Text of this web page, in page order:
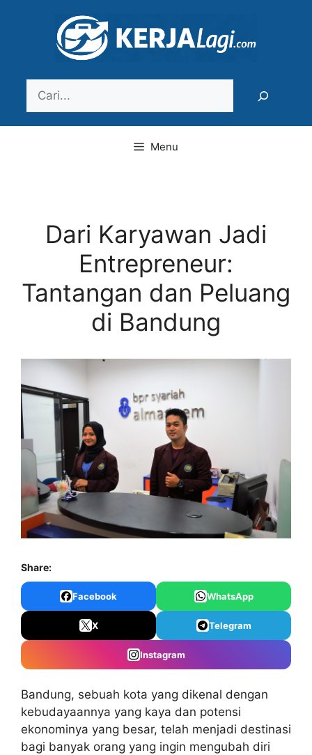
Menu
Dari Karyawan Jadi
Entrepreneur:
Tantangan dan Peluang
di Bandung
Share:
Facebook WhatsApp
X Telegram
Instagram
Bandung, sebuah kota yang dikenal dengan
kebudayaannya yang kaya dan potensi
ekonominya yang besar, telah menjadi destinasi
bagi banyak orang yang ingin mengubah diri